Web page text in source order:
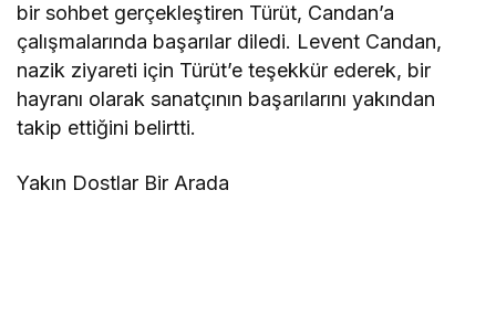
bir sohbet gerçekleştiren Türüt, Candan’a
çalışmalarında başarılar diledi. Levent Candan,
nazik ziyareti için Türüt’e teşekkür ederek, bir
hayranı olarak sanatçının başarılarını yakından
takip ettiğini belirtti.
Yakın Dostlar Bir Arada